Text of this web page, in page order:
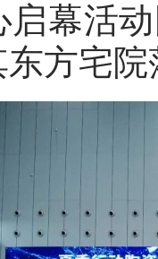
启幕活
方宅